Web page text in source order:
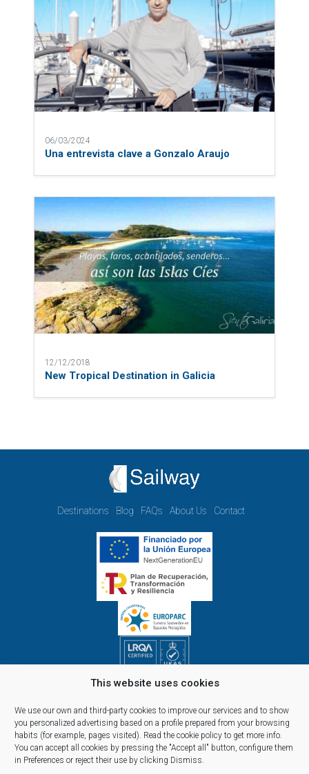
This website uses cookies
We use our own and third-party cookies to improve our services and to show
you personalized advertising based on a profile prepared from your browsing
habits (for example, pages visited). Read the cookie policy to get more info.
You can accept all cookies by pressing the "Accept all" button, configure them
in Preferences or reject their use by clicking Dismiss.
06/03/2024
Una entrevista clave a Gonzalo Araujo
12/12/2018
New Tropical Destination in Galicia
Destinations Blog FAQs About Us Contact
09.00h - 14.00h and 15.00h - 18.00h
Reservations, telephone and commercial customer service:
10:00 a 14:00 y de 16:00 a 20:00
(April 1st - September 30th)